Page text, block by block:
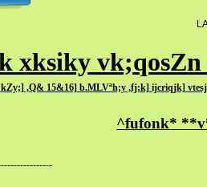
vk;qosZn
,Q& 15&16] b.MLVªh;y ,fj;k] ijcriqjk]
^fufonk*